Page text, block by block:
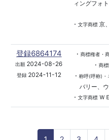
ィングフォ
・ 文字商標京
登録6864174
出願 2024-08-26
登録 2024-11-12
・ 商標権者・
・ 商
・ 称呼(呼称)・
バリー、
・ 文字商標Ｗ